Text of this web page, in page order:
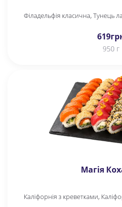
619
950 г
Магія